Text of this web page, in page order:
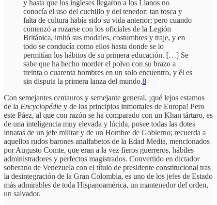
y hasta que los ingleses llegaron a los Llanos no
conocía el uso del cuchillo y del tenedor: tan tosca y
falta de cultura había sido su vida anterior; pero cuando
comenzó a rozarse con los oficiales de la Legión
Británica, imitó sus modales, costumbres y traje, y en
todo se conducía como ellos hasta donde se lo
permitían los hábitos de su primera educación. […] Se
sabe que ha hecho morder el polvo con su brazo a
treinta o cuarenta hombres en un solo encuentro, y él es
sin disputa la primera lanza del mundo.8
Con semejantes centauros y semejante general, ¡qué lejos estamos
de la Encyclopédie y de los principios inmortales de Europa! Pero
este Páez, al que con razón se ha comparado con un Khan tártaro, es
de una inteligencia muy elevada y lúcida, posee todas las dotes
innatas de un jefe militar y de un Hombre de Gobierno; recuerda a
aquellos rudos barones analfabetos de la Edad Media, mencionados
por Augusto Comte, que eran a la vez fieros guerreros, hábiles
administradores y perfectos magistrados. Convertido en dictador
soberano de Venezuela con el título de presidente constitucional tras
la desintegración de la Gran Colombia, es uno de los jefes de Estado
más admirables de toda Hispanoamérica, un mantenedor del orden,
un salvador.